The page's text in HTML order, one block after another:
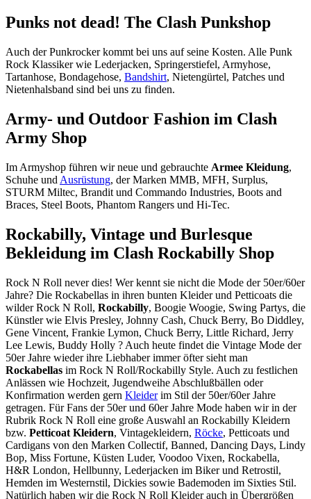
Punks not dead! The Clash Punkshop
Auch der Punkrocker kommt bei uns auf seine Kosten. Alle Punk
Rock Klassiker wie Lederjacken, Springerstiefel, Armyhose,
Tartanhose, Bondagehose, Bandshirt, Nietengürtel, Patches und
Nietenhalsband sind bei uns zu finden.
Army- und Outdoor Fashion im Clash
Army Shop
Im Armyshop führen wir neue und gebrauchte Armee Kleidung,
Schuhe und Ausrüstung, der Marken MMB, MFH, Surplus,
STURM Miltec, Brandit und Commando Industries, Boots and
Braces, Steel Boots, Phantom Rangers und Hi-Tec.
Rockabilly, Vintage und Burlesque
Bekleidung im Clash Rockabilly Shop
Rock N Roll never dies! Wer kennt sie nicht die Mode der 50er/60er
Jahre? Die Rockabellas in ihren bunten Kleider und Petticoats die
wilder Rock N Roll, Rockabilly, Boogie Woogie, Swing Partys, die
Künstler wie Elvis Presley, Johnny Cash, Chuck Berry, Bo Diddley,
Gene Vincent, Frankie Lymon, Chuck Berry, Little Richard, Jerry
Lee Lewis, Buddy Holly ? Auch heute findet die Vintage Mode der
50er Jahre wieder ihre Liebhaber immer öfter sieht man
Rockabellas im Rock N Roll/Rockabilly Style. Auch zu festlichen
Anlässen wie Hochzeit, Jugendweihe Abschlußbällen oder
Konfirmation werden gern Kleiderim Stil der 50er/60er Jahre
getragen. Für Fans der 50er und 60er Jahre Mode haben wir in der
Rubrik Rock N Roll eine große Auswahl an Rockabilly Kleidern
bzw. Petticoat Kleidern, Vintagekleidern, Röcke, Petticoats und
Cardigans von den Marken Collectif, Banned, Dancing Days, Lindy
Bop, Miss Fortune, Küsten Luder, Voodoo Vixen, Rockabella,
H&R London, Hellbunny, Lederjacken im Biker und Retrostil,
Hemden im Westernstil, Dickies sowie Bademoden im Sixties Stil.
Natürlich haben wir die Rock N Roll Kleider auch in Übergrößen